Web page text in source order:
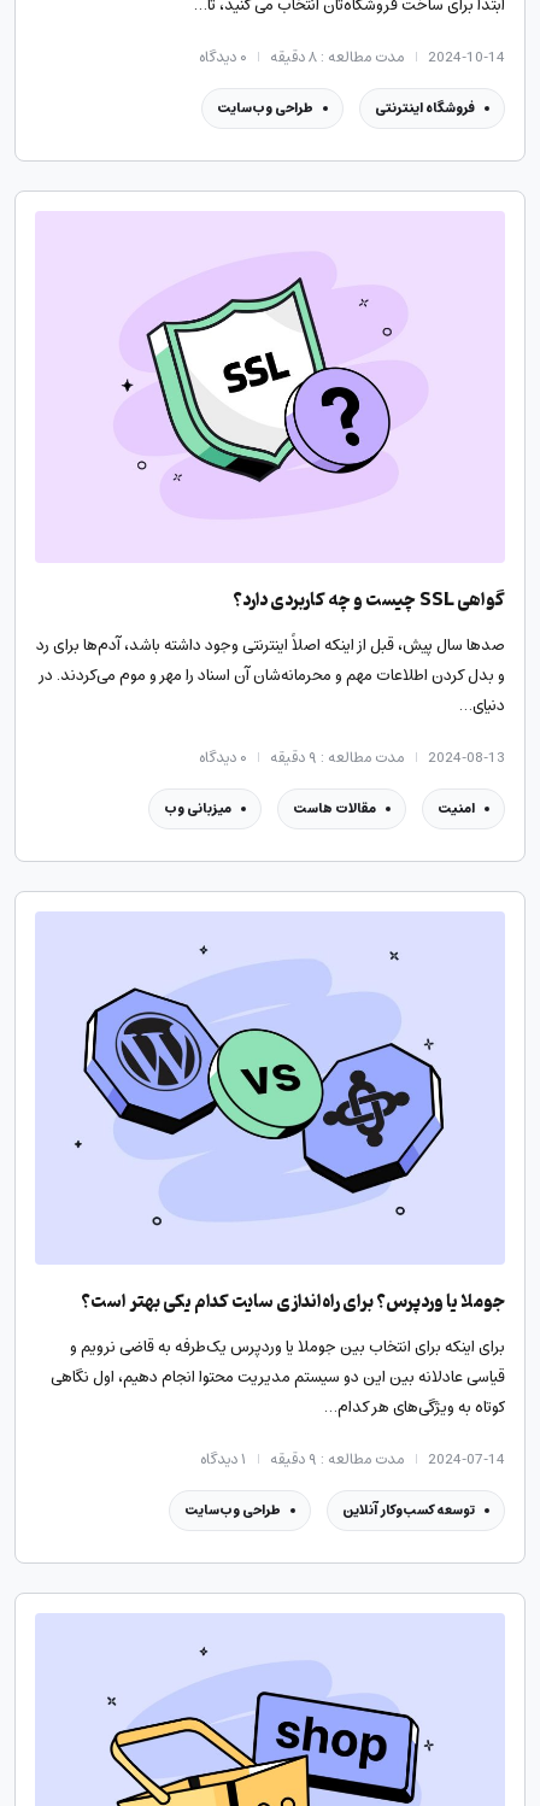
2024-10-14 مدت مطالعه : ۸ دقیقه ۰دیدگاه
فروشگاه اینترنتی طراحی وب‌سایت
گواهی SSL چیست و چه کاربردی دارد؟
صدها سال پیش، قبل از اینکه اصلاً اینترنتی وجود داشته باشد، آدم‌ها برای رد
و بدل کردن اطلاعات مهم و محرمانه‌شان آن اسناد را مهر و موم می‌کردند. در
دنیای…
2024-08-13 مدت مطالعه : ۹ دقیقه ۰دیدگاه
امنیت مقالات هاست میزبانی وب
جوملا یا وردپرس؟ برای راه‌اندازی سایت کدام یکی بهتر است؟
برای اینکه برای انتخاب بین جوملا یا وردپرس یک‌طرفه به قاضی نرویم و
قیاسی عادلانه بین این دو سیستم مدیریت محتوا انجام دهیم، اول نگاهی
کوتاه به ویژگی‌های هر کدام…
2024-07-14 مدت مطالعه : ۹ دقیقه ۱دیدگاه
توسعه کسب‌وکار آنلاین طراحی وب‌سایت